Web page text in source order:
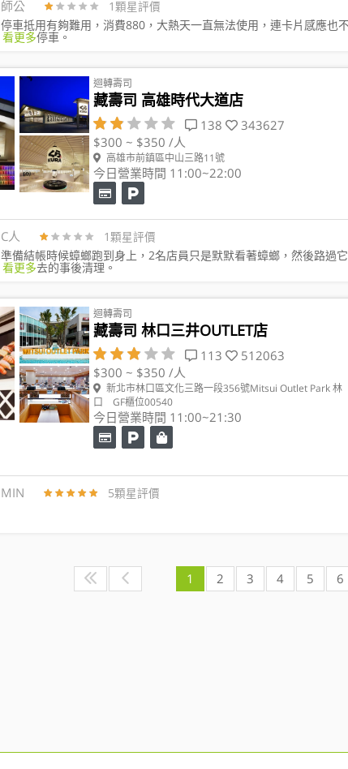
師公 1顆星評價
停車抵用有夠難用，消費880，大熱天一直無法使用，連卡片感應也
停車。
看更多
迴轉壽司
藏壽司 高雄時代大道店
138
343627
$300 ~ $350 /人
高雄市前鎮區中山三路11號
今日營業時間 11:00~22:00
C人 1顆星評價
準備結帳時候蟑螂跑到身上，2名店員只是默默看著蟑螂，然後路過
去的事後清理。
看更多
迴轉壽司
藏壽司 林口三井OUTLET店
113
512063
$300 ~ $350 /人
新北市林口區文化三路一段356號Mitsui Outlet Park 林
口 GF櫃位00540
今日營業時間 11:00~21:30
MIN 5顆星評價
1 2 3 4 5 6